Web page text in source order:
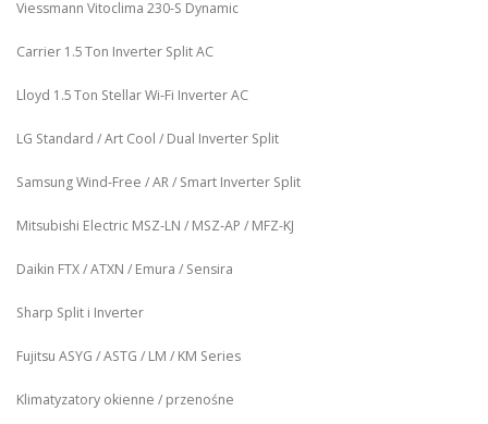
Viessmann Vitoclima 230‑S Dynamic
Carrier 1.5 Ton Inverter Split AC
Lloyd 1.5 Ton Stellar Wi‑Fi Inverter AC
LG Standard / Art Cool / Dual Inverter Split
Samsung Wind-Free / AR / Smart Inverter Split
Mitsubishi Electric MSZ‑LN / MSZ‑AP / MFZ-KJ
Daikin FTX / ATXN / Emura / Sensira
Sharp Split i Inverter
Fujitsu ASYG / ASTG / LM / KM Series
Klimatyzatory okienne / przenośne